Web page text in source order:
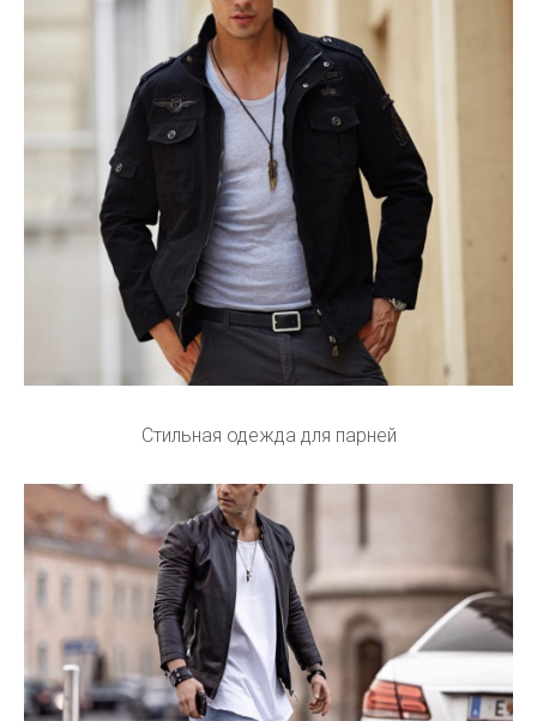
Стильная одежда для парней